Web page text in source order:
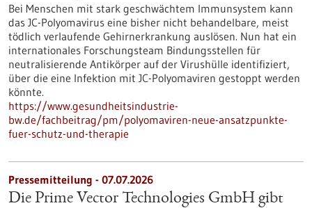
Bei Menschen mit stark geschwächtem Immunsystem kann
das JC-Polyomavirus eine bisher nicht behandelbare, meist
tödlich verlaufende Gehirnerkrankung auslösen. Nun hat ein
internationales Forschungsteam Bindungsstellen für
neutralisierende Antikörper auf der Virushülle identifiziert,
über die eine Infektion mit JC-Polyomaviren gestoppt werden
könnte.
https://www.gesundheitsindustrie-
bw.de/fachbeitrag/pm/polyomaviren-neue-ansatzpunkte-
fuer-schutz-und-therapie
Pressemitteilung - 07.07.2026
Die Prime Vector Technologies GmbH gibt